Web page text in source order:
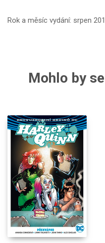
Rok a měsíc vydání: srpen
Mohlo by